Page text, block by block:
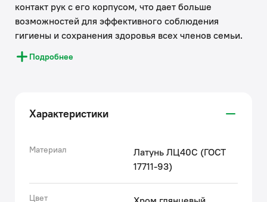
контакт рук с его корпусом, что дает больше
возможностей для эффективного соблюдения
гигиены и сохранения здоровья всех членов семьи.
Легкий наклон корпуса, тонкие формы и отсутствие
лишних стыков формируют по-настоящему
ванной и наполнять ее пространство удивительным
комфортом. Аккуратная рукоятка на корпусе
быстро и точно подобрать комфортную температуру,
а оптимальное время подачи воды (1 минута)
воды.
Подробнее
Характеристики
Материал
Латунь ЛЦ40C (ГОСТ
17711-93)
Цвет